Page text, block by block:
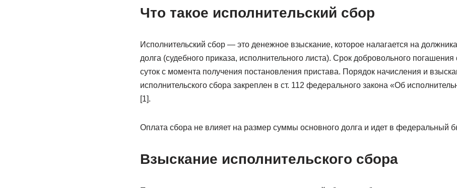
Что такое исполнительский сбор
Исполнительский сбор — это денежное взыскание, которое налагается на
долга (судебного приказа, исполнительного листа). Срок добровольного погашения
суток с момента получения постановления пристава. Порядок начисления и
исполнительского сбора закреплен в ст. 112 федерального закона «Об
[1].
Оплата сбора не влияет на размер суммы основного долга и идет в федеральный
Взыскание исполнительского сбора